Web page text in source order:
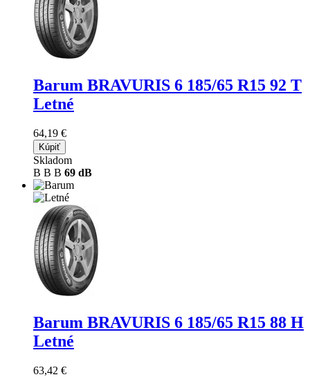
Barum BRAVURIS 6 185/65 R15 92 T
Letné
64,19 €
Kúpiť
Skladom
B B B 69 dB
Barum BRAVURIS 6 185/65 R15 88 H
Letné
63,42 €